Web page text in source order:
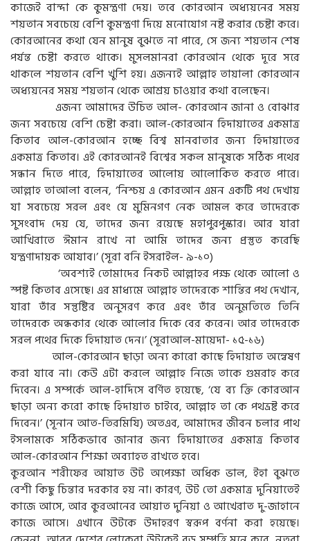
কাজেই বান্দা কে কুমন্ত্রণা দেয়। তবে কোরআন অধ্যয়নের সময়
শয়তান সবচেয়ে বেশি কুমন্ত্রণা দিয়ে মনোযোগ নষ্ট করার চেষ্টা করে।
কোরআনের কথা যেন মানুষ বুঝতে না পারে, সে জন্য শয়তান শেষ
পর্যন্ত চেষ্টা করতে থাকে। মুসলমানরা কোরআন থেকে দূরে সরে
থাকলে শয়তান বেশি খুশি হয়। এজন্যই আল্লাহ তায়ালা কোরআন
অধ্যয়নের সময় শয়তান থেকে আশ্রয় চাওয়ার কথা বলেছেন।
এজন্য আমাদের উচিত আল- কোরআন জানা ও বোঝার
জন্য সবচেয়ে বেশি চেষ্টা করা। আল-কোরআন হিদায়াতের একমাত্র
কিতাব আল-কোরআন হচ্ছে বিশ্ব মানবাতার জন্য হিদায়াতের
একমাত্র কিতাব। এই কোরআনই বিশ্বের সকল মানুষকে সঠিক পথের
সন্ধান দিতে পারে, হিদায়াতের আলোয় আলোকিত করতে পারে।
আল্লাহ তাআলা বলেন, ‘নিশ্চয় এ কোরআন এমন একটি পথ দেখায়
যা সবচেয়ে সরল এবং যে মুমিনগণ নেক আমল করে তাদেরকে
সুসংবাদ দেয় যে, তাদের জন্য রয়েছে মহাপুরপুস্কার। আর যারা
আখিরাতে ঈমান রাখে না আমি তাদের জন্য প্রস্তুত করেছি
যন্ত্রণাদায়ক আযাব।’ (সূরা বনি ইসরাইল- ৯-১০)
‘অবশ্যই তোমাদের নিকট আল্লাহর পক্ষ থেকে আলো ও
স্পষ্ট কিতাব এসেছে। এর মাধ্যমে আল্লাহ তাদেরকে শান্তির পথ দেখান,
যারা তাঁর সন্তুষ্টির অনুসরণ করে এবং তাঁর অনুমতিতে তিনি
তাদেরকে অন্ধকার থেকে আলোর দিকে বের করেন। আর তাদেরকে
সরল পথের দিকে হিদায়াত দেন।’ (সূরাআল-মায়েদা- ১৫-১৬)
আল-কোরআন ছাড়া অন্য কারো কাছে হিদায়াত অন্বেষণ
করা যাবে না। কেউ এটা করলে আল্লাহ নিজে তাকে গুমরাহ করে
দিবেন। এ সম্পর্কে আল-হাদিসে বর্ণিত হয়েছে, ‘যে ব্য ক্তি কোরআন
ছাড়া অন্য করো কাছে হিদায়াত চাইবে, আল্লাহ তা কে পথভ্রষ্ট করে
দিবেন।’ (সূনান আত-তিরমিযি) অতএব, আমাদের জীবন চলার পাথ
ইসলামকে সঠিকভাবে জানার জন্য হিদায়াতের একমাত্র কিতাব
আল-কোরআন শিক্ষা অব্যাহত রাখতে হবে।
কুরআন শরীফের আয়াত উট অপেক্ষা অধিক ভাল, ইহা বুঝতে
বেশী কিছু চিন্তার দরকার হয় না। কারণ, উট তো একমাত্র দুনিয়াতেই
কাজে আসে, আর কুরআনের আয়াত দুনিয়া ও আখেরাত দু-জাহানে
কাজে আসে। এখানে উটকে উদাহরণ স্বরূপ বর্ণনা করা হয়েছে।